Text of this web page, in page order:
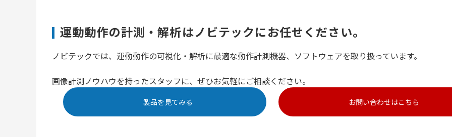
運動動作の計測・解析はノビテックにお任せください。
ノビテックでは、運動動作の可視化・解析に最適な動作計測機器、ソフトウェアを取り扱っています。
画像計測ノウハウを持ったスタッフに、ぜひお気軽にご相談ください。
製品を見てみる お問い合わせはこちら